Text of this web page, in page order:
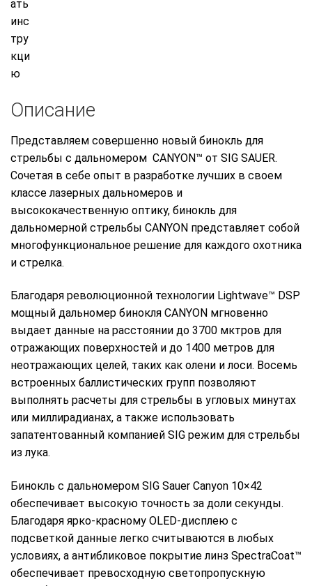
Описание
Представляем совершенно новый бинокль для
стрельбы с дальномером CANYON™ от SIG SAUER.
Сочетая в себе опыт в разработке лучших в своем
классе лазерных дальномеров и
высококачественную оптику, бинокль для
дальномерной стрельбы CANYON представляет собой
многофункциональное решение для каждого охотника
и стрелка.
Благодаря революционной технологии Lightwave™ DSP
мощный дальномер бинокля CANYON мгновенно
выдает данные на расстоянии до 3700 мктров для
отражающих поверхностей и до 1400 метров для
неотражающих целей, таких как олени и лоси. Восемь
встроенных баллистических групп позволяют
выполнять расчеты для стрельбы в угловых минутах
или миллирадианах, а также использовать
запатентованный компанией SIG режим для стрельбы
из лука.
Бинокль с дальномером SIG Sauer Canyon 10×42
обеспечивает высокую точность за доли секунды.
Благодаря ярко-красному OLED-дисплею с
подсветкой данные легко считываются в любых
условиях, а антибликовое покрытие линз SpectraCoat™
обеспечивает превосходную светопропускную